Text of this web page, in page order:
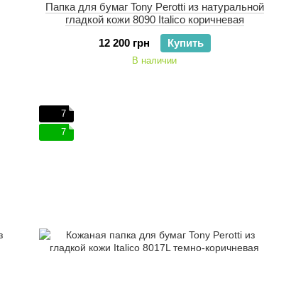
Папка для бумаг Tony Perotti из натуральной
гладкой кожи 8090 Italico коричневая
12 200 грн
Купить
В наличии
7
7